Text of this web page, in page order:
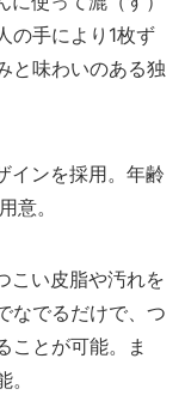
の手により1枚ず
と味わいのある独
インを採用。年齢
意。
こい皮脂や汚れを
なでるだけで、つ
ことが可能。ま